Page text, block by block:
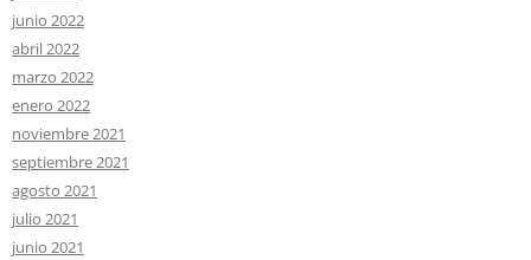
junio 2022
abril 2022
marzo 2022
enero 2022
noviembre 2021
septiembre 2021
agosto 2021
julio 2021
junio 2021